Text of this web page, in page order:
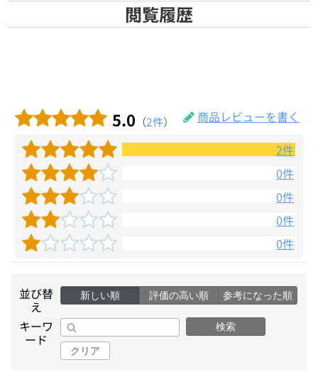
閲覧履歴
5.0 （2件）
商品レビューを書く
2件
0件
0件
0件
0件
並び替
え
新しい順 評価の高い順 参考になった順
キーワ
ード
検索
クリア